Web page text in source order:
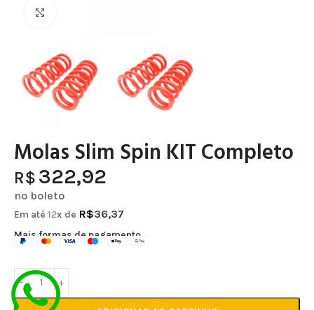
Molas Slim Spin KIT Completo
R$ 322,92
no boleto
Em até 12x de R$36,37
Mais formas de pagamento